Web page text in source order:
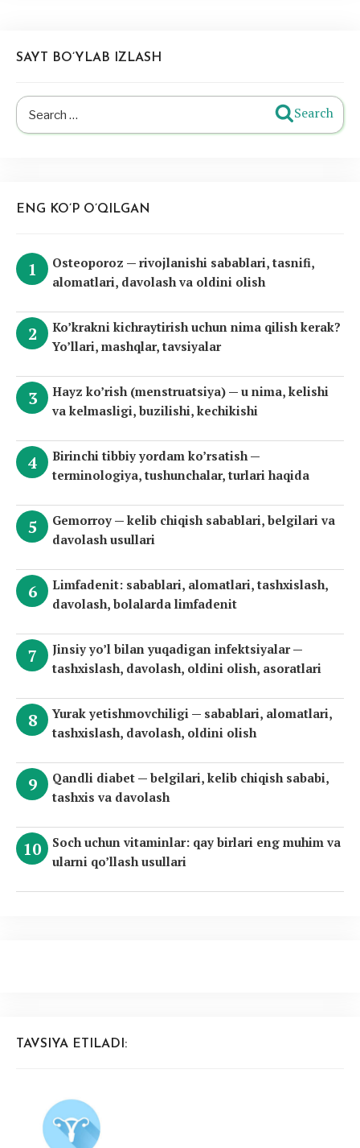
SAYT BO’YLAB IZLASH
Search
for:
Search
ENG KO’P O’QILGAN
Osteoporoz — rivojlanishi sabablari, tasnifi,
alomatlari, davolash va oldini olish
Ko’krakni kichraytirish uchun nima qilish kerak?
Yo’llari, mashqlar, tavsiyalar
Hayz ko’rish (menstruatsiya) — u nima, kelishi
va kelmasligi, buzilishi, kechikishi
Birinchi tibbiy yordam ko’rsatish —
terminologiya, tushunchalar, turlari haqida
Gemorroy — kelib chiqish sabablari, belgilari va
davolash usullari
Limfadenit: sabablari, alomatlari, tashxislash,
davolash, bolalarda limfadenit
Jinsiy yo’l bilan yuqadigan infektsiyalar —
tashxislash, davolash, oldini olish, asoratlari
Yurak yetishmovchiligi — sabablari, alomatlari,
tashxislash, davolash, oldini olish
Qandli diabet — belgilari, kelib chiqish sababi,
tashxis va davolash
Soch uchun vitaminlar: qay birlari eng muhim va
ularni qo’llash usullari
TAVSIYA ETILADI: